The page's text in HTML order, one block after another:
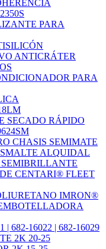
PARA
ANTICRÁTER
PARA
SECADO RÁPIDO
CHASIS SEMIMATE
ALQUIDAL
CENTARI® FLEET
IMRON®
| 682-16022 | 682-16029
2K 20-25